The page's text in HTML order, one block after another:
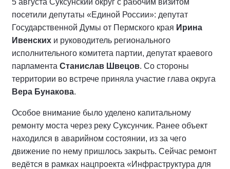
посетили депутаты «Единой России»: депутат
Государственной Думы от Пермского края Ирина
Ивенских и руководитель регионального
исполнительного комитета партии, депутат краевого
парламента Станислав Швецов. Со стороны
территории во встрече приняла участие глава округа
Вера Бунакова.
Особое внимание было уделено капитальному
ремонту моста через реку Суксунчик. Ранее объект
находился в аварийном состоянии, из за чего
движение по нему пришлось закрыть. Сейчас ремонт
ведётся в рамках нацпроекта «Инфраструктура для